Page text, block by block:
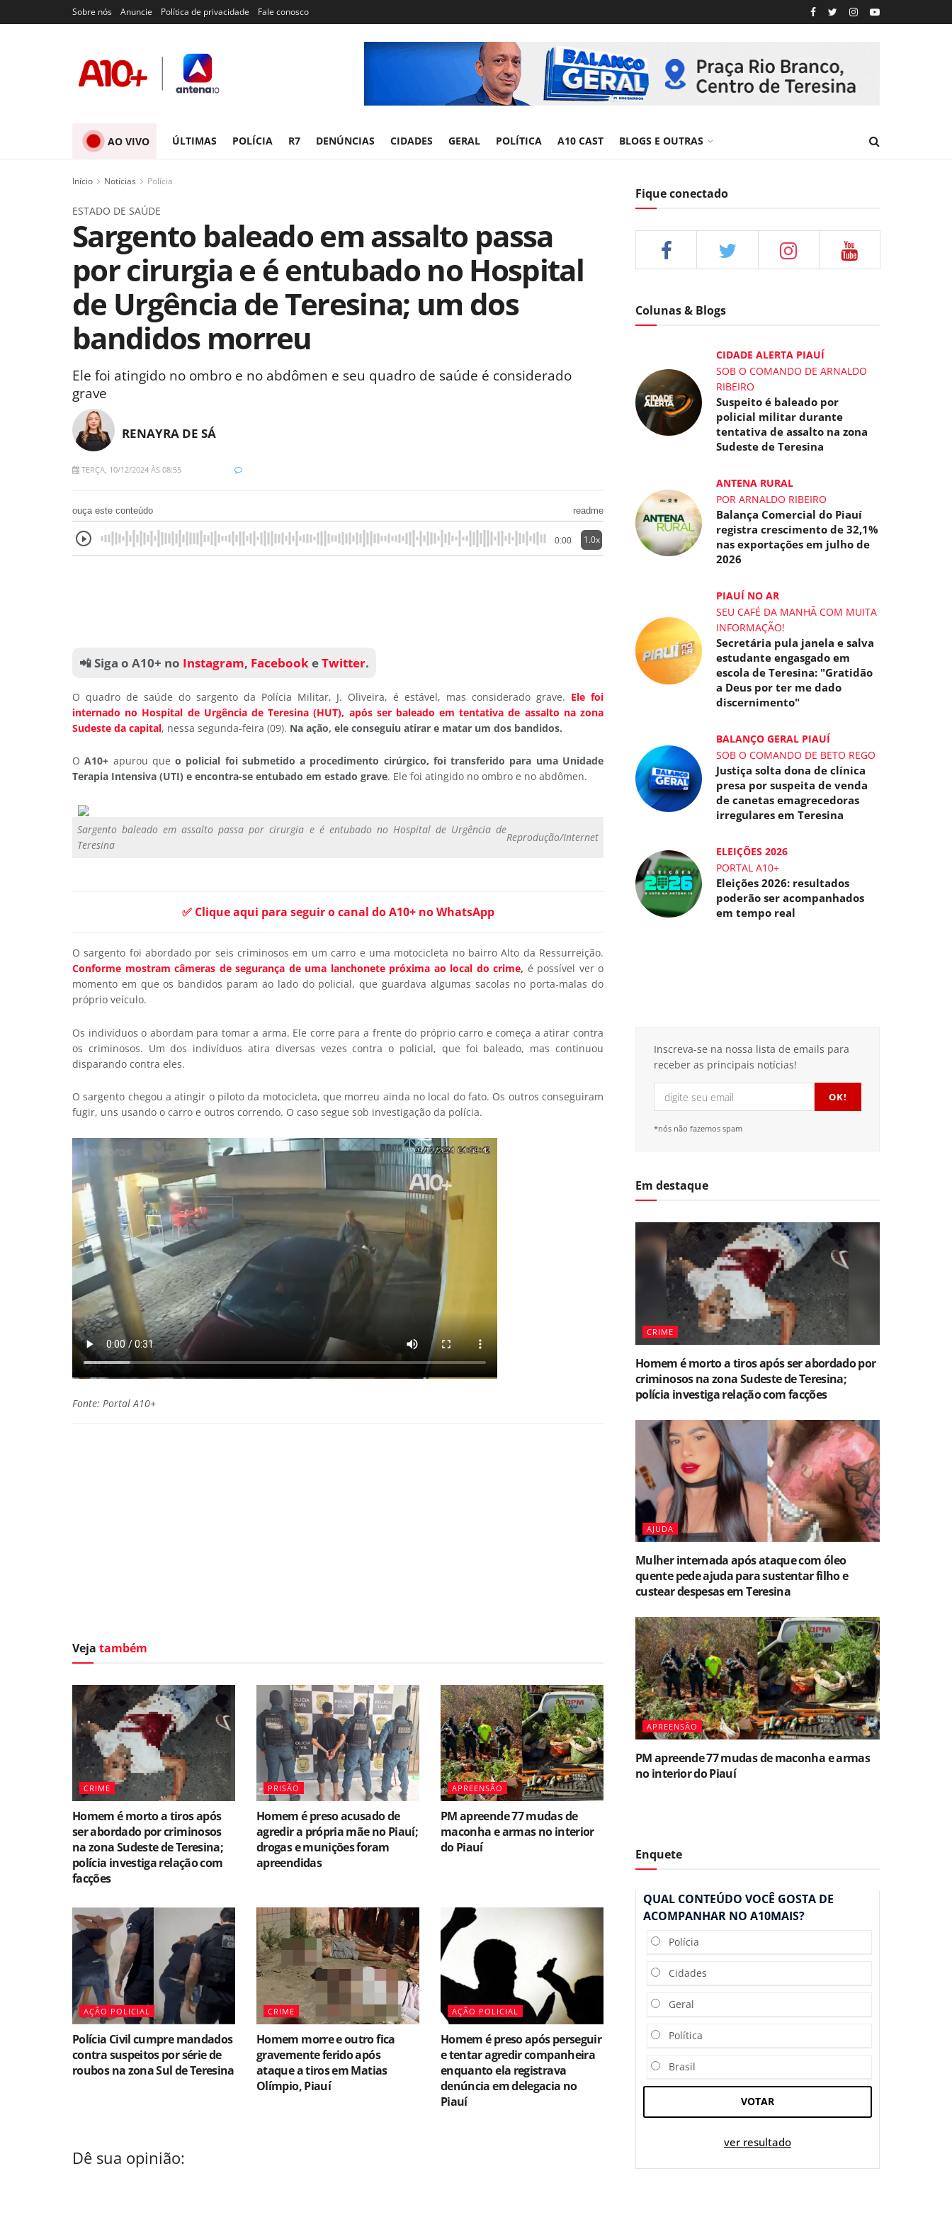
Sobre nós Anuncie Política de privacidade Fale conosco
AO VIVO ÚLTIMAS POLÍCIA R7 DENÚNCIAS CIDADES GERAL POLÍTICA A10 CAST BLOGS E OUTRAS
Início Notícias Polícia
ESTADO DE SAÚDE
Sargento baleado em assalto passa
por cirurgia e é entubado no Hospital
de Urgência de Teresina; um dos
bandidos morreu
Ele foi atingido no ombro e no abdômen e seu quadro de saúde é considerado
grave
RENAYRA DE SÁ
TERÇA, 10/12/2024 ÀS 08:55
ouça este conteúdo readme
0:00 1.0x
📲 Siga o A10+ no Instagram, FacebookeTwitter.
O quadro de saúde do sargento da Polícia Militar, J. Oliveira, é estável, mas considerado grave. Ele foi
internado no Hospital de Urgência de Teresina (HUT), após ser baleado em tentativa de assalto na zona
Sudeste da capital, nessa segunda-feira (09). Na ação, ele conseguiu atirar e matar um dos bandidos.
OA10+ apurou queo policial foi submetido a procedimento cirúrgico, foi transferido para uma Unidade
Terapia Intensiva (UTI) e encontra-se entubado em estado grave. Ele foi atingido no ombro e no abdômen.
Sargento baleado em assalto passa por cirurgia e é entubado no Hospital de Urgência de
Teresina
Reprodução/Internet
✅ Clique aqui para seguir o canal do A10+ no WhatsApp
O sargento foi abordado por seis criminosos em um carro e uma motocicleta no bairro Alto da Ressurreição.
Conforme mostram câmeras de segurança de uma lanchonete próxima ao local do crime, é possível ver o
momento em que os bandidos param ao lado do policial, que guardava algumas sacolas no porta-malas do
próprio veículo.
Os indivíduos o abordam para tomar a arma. Ele corre para a frente do próprio carro e começa a atirar contra
os criminosos. Um dos indivíduos atira diversas vezes contra o policial, que foi baleado, mas continuou
disparando contra eles.
O sargento chegou a atingir o piloto da motocicleta, que morreu ainda no local do fato. Os outros conseguiram
fugir, uns usando o carro e outros correndo. O caso segue sob investigação da polícia.
Fonte: Portal A10+
Veja também
CRIME
Homem é morto a tiros após
ser abordado por criminosos
na zona Sudeste de Teresina;
polícia investiga relação com
facções
PRISÃO
Homem é preso acusado de
agredir a própria mãe no Piauí;
drogas e munições foram
apreendidas
APREENSÃO
PM apreende 77 mudas de
maconha e armas no interior
do Piauí
AÇÃO POLICIAL
Polícia Civil cumpre mandados
contra suspeitos por série de
roubos na zona Sul de Teresina
CRIME
Homem morre e outro fica
gravemente ferido após
ataque a tiros em Matias
Olímpio, Piauí
AÇÃO POLICIAL
Homem é preso após perseguir
e tentar agredir companheira
enquanto ela registrava
denúncia em delegacia no
Piauí
Dê sua opinião:
Fique conectado
Colunas & Blogs
CIDADE ALERTA PIAUÍ
SOB O COMANDO DE ARNALDO
RIBEIRO
Suspeito é baleado por
policial militar durante
tentativa de assalto na zona
Sudeste de Teresina
ANTENA RURAL
POR ARNALDO RIBEIRO
Balança Comercial do Piauí
registra crescimento de 32,1%
nas exportações em julho de
2026
PIAUÍ NO AR
SEU CAFÉ DA MANHÃ COM MUITA
INFORMAÇÃO!
Secretária pula janela e salva
estudante engasgado em
escola de Teresina: "Gratidão
a Deus por ter me dado
discernimento"
BALANÇO GERAL PIAUÍ
SOB O COMANDO DE BETO REGO
Justiça solta dona de clínica
presa por suspeita de venda
de canetas emagrecedoras
irregulares em Teresina
ELEIÇÕES 2026
PORTAL A10+
Eleições 2026: resultados
poderão ser acompanhados
em tempo real
Inscreva-se na nossa lista de emails para
receber as principais notícias!
*nós não fazemos spam
Em destaque
CRIME
Homem é morto a tiros após ser abordado por
criminosos na zona Sudeste de Teresina;
polícia investiga relação com facções
AJUDA
Mulher internada após ataque com óleo
quente pede ajuda para sustentar filho e
custear despesas em Teresina
APREENSÃO
PM apreende 77 mudas de maconha e armas
no interior do Piauí
Enquete
QUAL CONTEÚDO VOCÊ GOSTA DE
ACOMPANHAR NO A10MAIS?
Polícia
Cidades
Geral
Política
Brasil
VOTAR
ver resultado